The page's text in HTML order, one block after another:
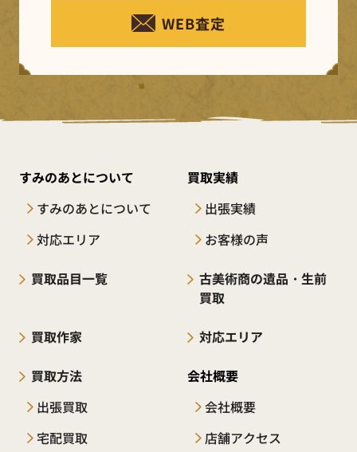
WEB査定
すみのあとについて
すみのあとについて
対応エリア
買取品目一覧
古美術商の遺品・生前
買取
買取実績
出張実績
お客様の声
買取作家 対応エリア
買取方法
出張買取
宅配買取
会社概要
会社概要
店舗アクセス